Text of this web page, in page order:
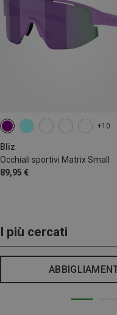
+10
Bliz
Occhiali sportivi Matrix Small
89,95 €
I più cercati